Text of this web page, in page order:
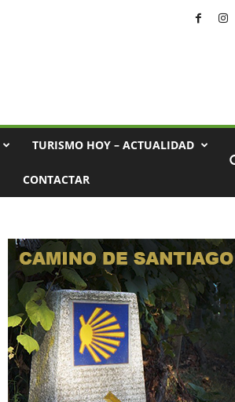
TURISMO HOY – ACTUALIDAD
CONTACTAR